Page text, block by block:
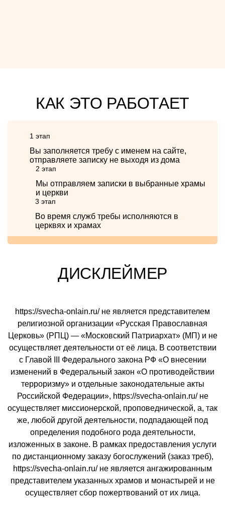
КАК ЭТО РАБОТАЕТ
1 этап
Вы заполняется требу с именем на сайте,
отправляете записку не выходя из дома
2 этап
Мы отправляем записки в выбранные храмы
и церкви
3 этап
Во время служб требы исполняются в
церквях и храмах
ДИСКЛЕЙМЕР
https://svecha-onlain.ru/ не является представителем
религиозной организации «Русская Православная
Церковь» (РПЦ) — «Московский Патриархат» (МП) и не
осуществляет деятельности от её лица. В соответствии
с Главой III Федерального закона РФ «О внесении
изменений в Федеральный закон «О противодействии
терроризму» и отдельные законодательные акты
Российской Федерации», https://svecha-onlain.ru/ не
осуществляет миссионерской, проповеднической, а, так
же, любой другой деятельности, подпадающей под
определения подобного рода деятельности,
изложенных в законе. В рамках предоставления услуги
по дистанционному заказу богослужений (заказ треб),
https://svecha-onlain.ru/ не является ангажированным
представителем указанных храмов и монастырей и не
осуществляет сбор пожертвований от их лица.